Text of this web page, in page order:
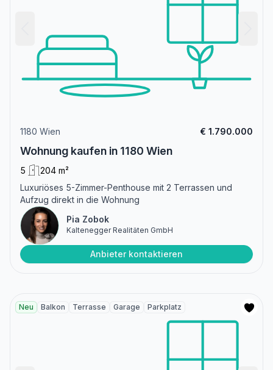
1180 Wien € 1.790.000
Wohnung kaufen in 1180 Wien
5
204 m²
Luxuriöses 5-Zimmer-Penthouse mit 2 Terrassen und
Aufzug direkt in die Wohnung
Pia Zobok
Kaltenegger Realitäten GmbH
Anbieter kontaktieren
Neu Balkon Terrasse Garage Parkplatz